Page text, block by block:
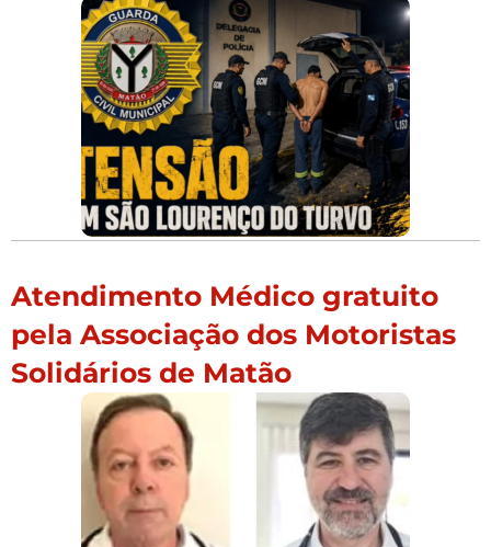
Atendimento Médico gratuito
pela Associação dos Motoristas
Solidários de Matão